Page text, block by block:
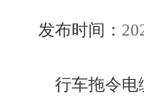
发布时间：
行车拖令电